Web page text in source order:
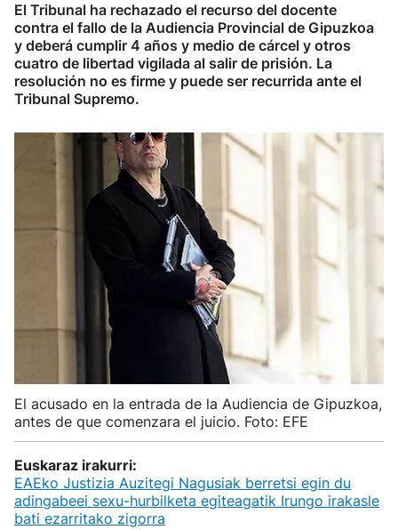
El Tribunal ha rechazado el recurso del docente
contra el fallo de la Audiencia Provincial de Gipuzkoa
y deberá cumplir 4 años y medio de cárcel y otros
cuatro de libertad vigilada al salir de prisión. La
resolución no es firme y puede ser recurrida ante el
Tribunal Supremo.
El acusado en la entrada de la Audiencia de Gipuzkoa,
antes de que comenzara el juicio. Foto: EFE
Euskaraz irakurri:
EAEko Justizia Auzitegi Nagusiak berretsi egin du
adingabeei sexu-hurbilketa egiteagatik Irungo irakasle
bati ezarritako zigorra